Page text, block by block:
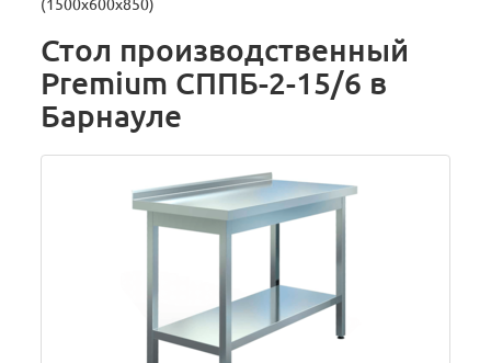
(1500х600х850)
Стол производственный
Premium СППБ-2-15/6 в
Барнауле